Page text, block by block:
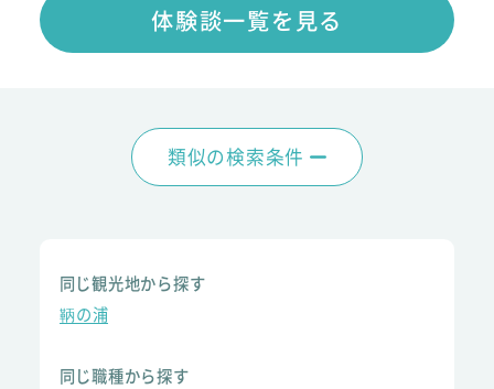
体験談一覧を見る
類似の検索条件
同じ観光地から探す
鞆の浦
同じ職種から探す